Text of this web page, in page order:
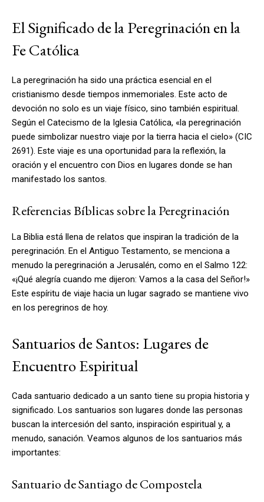
El Significado de la Peregrinación en la
Fe Católica
La peregrinación ha sido una práctica esencial en el
cristianismo desde tiempos inmemoriales. Este acto de
devoción no solo es un viaje físico, sino también espiritual.
Según el Catecismo de la Iglesia Católica, «la peregrinación
puede simbolizar nuestro viaje por la tierra hacia el cielo» (CIC
2691). Este viaje es una oportunidad para la reflexión, la
oración y el encuentro con Dios en lugares donde se han
manifestado los santos.
Referencias Bíblicas sobre la Peregrinación
La Biblia está llena de relatos que inspiran la tradición de la
peregrinación. En el Antiguo Testamento, se menciona a
menudo la peregrinación a Jerusalén, como en el Salmo 122:
«¡Qué alegría cuando me dijeron: Vamos a la casa del Señor!»
Este espíritu de viaje hacia un lugar sagrado se mantiene vivo
en los peregrinos de hoy.
Santuarios de Santos: Lugares de
Encuentro Espiritual
Cada santuario dedicado a un santo tiene su propia historia y
significado. Los santuarios son lugares donde las personas
buscan la intercesión del santo, inspiración espiritual y, a
menudo, sanación. Veamos algunos de los santuarios más
importantes:
Santuario de Santiago de Compostela